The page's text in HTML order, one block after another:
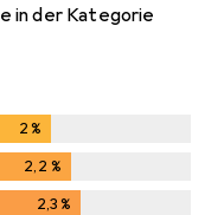
in der Kategorie
2%
2,2 %
2,3%